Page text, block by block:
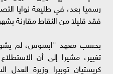
رسميا بعد، في طليعة نوايا
فقد قليلا من النقاط مقارنة بشهر يناير (
بحسب معهد "ابسوس، لم
تغيير، مشيرا إلى أن
كريستيان توبيرا وزيرة العدل